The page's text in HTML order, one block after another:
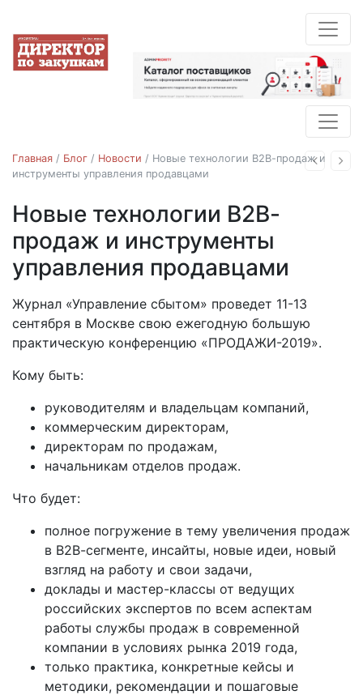
Назад
Главная / Блог / Новости / Новые технологии В2В-продаж и
инструменты управления продавцами
Новости
Новые технологии В2В-
продаж и инструменты
управления продавцами
26.06.2019
Журнал «Управление сбытом» проведет 11-13
сентября в Москве свою ежегодную большую
практическую конференцию «ПРОДАЖИ-2019».
Кому быть:
руководителям и владельцам компаний,
коммерческим директорам,
директорам по продажам,
начальникам отделов продаж.
Что будет:
полное погружение в тему увеличения продаж
в В2В-сегменте, инсайты, новые идеи, новый
взгляд на работу и свои задачи,
доклады и мастер-классы от ведущих
российских экспертов по всем аспектам
работы службы продаж в современной
компании в условиях рынка 2019 года,
только практика, конкретные кейсы и
методики, рекомендации и пошаговые